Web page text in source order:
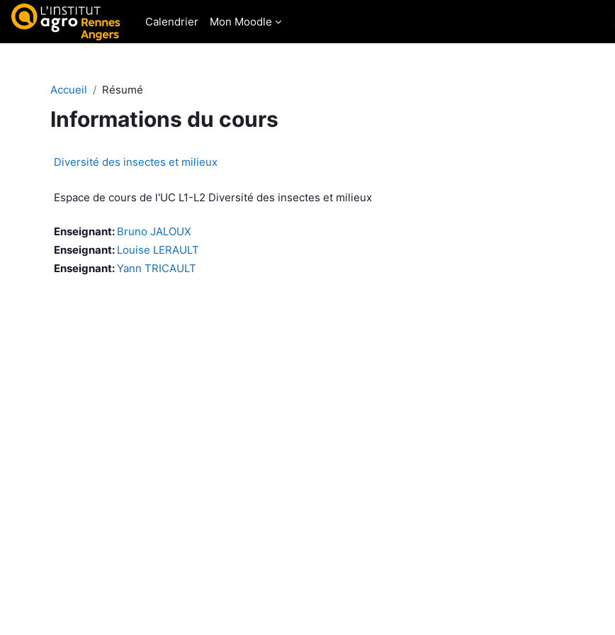
Passer au contenu principal
Calendrier
Mon Moodle
Accueil Résumé
Informations du cours
Diversité des insectes et milieux
Espace de cours de l'UC L1-L2 Diversité des insectes et milieux
Enseignant: Bruno JALOUX
Enseignant: Louise LERAULT
Enseignant:Yann TRICAULT